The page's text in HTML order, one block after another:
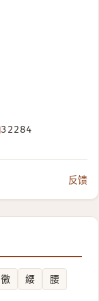
32284
反馈
徼 䌁
腰